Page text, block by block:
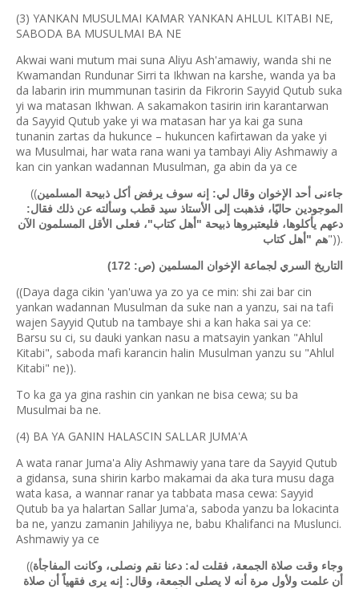
(3) YANKAN MUSULMAI KAMAR YANKAN AHLUL KITABI NE,
SABODA BA MUSULMAI BA NE
Akwai wani mutum mai suna Aliyu Ash'amawiy, wanda shi ne
Kwamandan Rundunar Sirri ta Ikhwan na karshe, wanda ya ba
da labarin irin mummunan tasirin da Fikrorin Sayyid Qutub suka
yi wa matasan Ikhwan. A sakamakon tasirin irin karantarwan
da Sayyid Qutub yake yi wa matasan har ya kai ga suna
tunanin zartas da hukunce – hukuncen kafirtawan da yake yi
wa Musulmai, har wata rana wani ya tambayi Aliy Ashmawiy a
kan cin yankan wadannan Musulman, ga abin da ya ce
((جاءنى أحد الإخوان وقال لي: إنه سوف يرفض أكل ذبيحة المسلمين
الموجودين حاليًا، فذهبت إلى الأستاذ سيد قطب وسألته عن ذلك فقال:
دعهم يأكلوها، فليعتبروها ذبيحة "أهل كتاب"، فعلى الأقل المسلمون الآن
هم "أهل كتاب")).
التاريخ السري لجماعة الإخوان المسلمين (ص: 172)
((Daya daga cikin 'yan'uwa ya zo ya ce min: shi zai bar cin
yankan wadannan Musulman da suke nan a yanzu, sai na tafi
wajen Sayyid Qutub na tambaye shi a kan haka sai ya ce:
Barsu su ci, su dauki yankan nasu a matsayin yankan "Ahlul
Kitabi", saboda mafi karancin halin Musulman yanzu su "Ahlul
Kitabi" ne)).
To ka ga ya gina rashin cin yankan ne bisa cewa; su ba
Musulmai ba ne.
(4) BA YA GANIN HALASCIN SALLAR JUMA'A
A wata ranar Juma'a Aliy Ashmawiy yana tare da Sayyid Qutub
a gidansa, suna shirin karbo makamai da aka tura musu daga
wata kasa, a wannar ranar ya tabbata masa cewa: Sayyid
Qutub ba ya halartan Sallar Juma'a, saboda yanzu ba lokacinta
ba ne, yanzu zamanin Jahiliyya ne, babu Khalifanci na Muslunci.
Ashmawiy ya ce
((وجاء وقت صلاة الجمعة، فقلت له: دعنا نقم ونصلى، وكانت المفاجأة
أن علمت ولأول مرة أنه لا يصلى الجمعة، وقال: إنه يرى فقهياً أن صلاة